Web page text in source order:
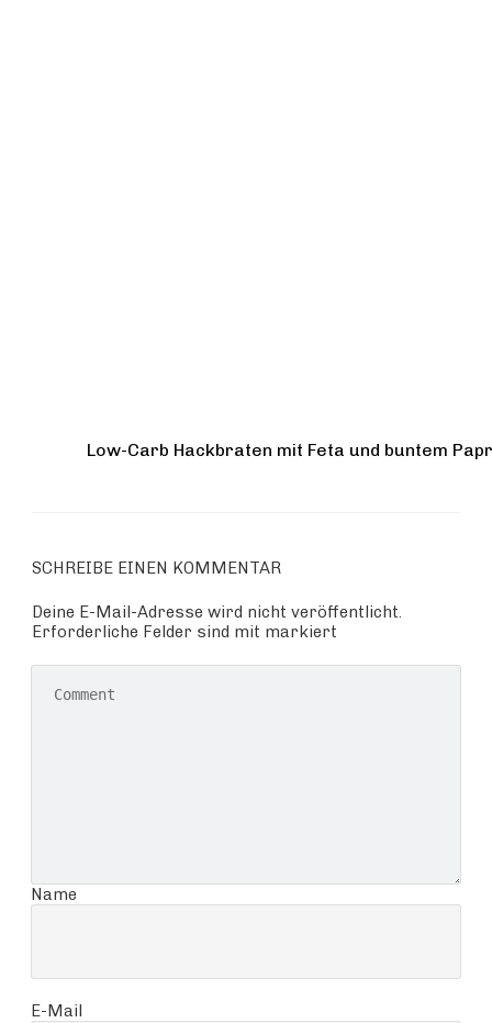
Low-Carb Hackbraten mit Feta und buntem
SCHREIBE EINEN KOMMENTAR
Deine E-Mail-Adresse wird nicht veröffentlicht.
Erforderliche Felder sind mit markiert
Name
E-Mail